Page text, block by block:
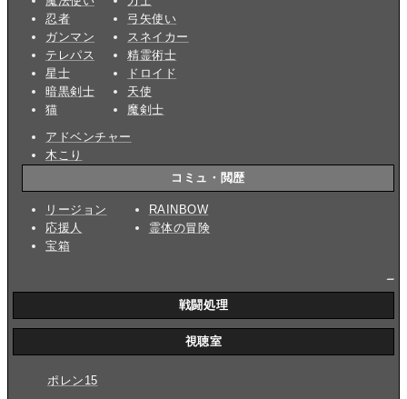
忍者
ガンマン
テレパス
星士
暗黒剣士
猫
弓矢使い
スネイカー
精霊術士
ドロイド
天使
魔剣士
アドベンチャー
木こり
コミュ・閲歴
リージョン
応援人
宝箱
RAINBOW
霊体の冒険
戦闘処理
視聴室
ポレン15